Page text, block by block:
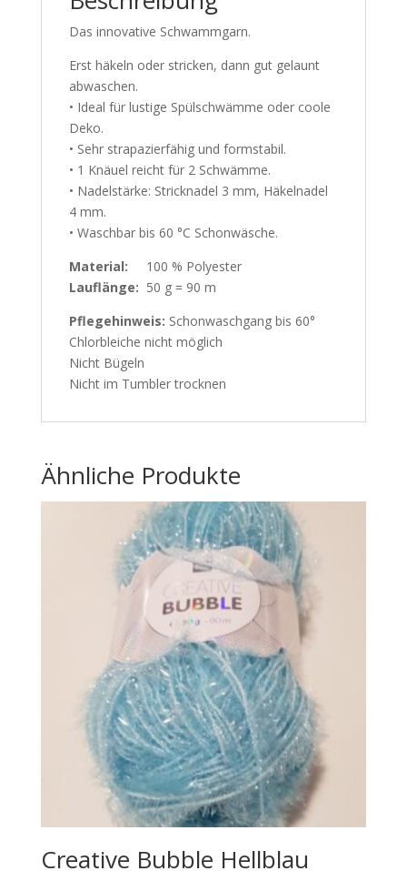
Das innovative Schwammgarn.
Erst häkeln oder stricken, dann gut gelaunt
abwaschen.
• Ideal für lustige Spülschwämme oder coole
Deko.
• Sehr strapazierfähig und formstabil.
• 1 Knäuel reicht für 2 Schwämme.
• Nadelstärke: Stricknadel 3 mm, Häkelnadel
4 mm.
• Waschbar bis 60 °C Schonwäsche.
Material: 100 % Polyester
Lauflänge: 50 g = 90 m
Pflegehinweis: Schonwaschgang bis 60°
Chlorbleiche nicht möglich
Nicht Bügeln
Nicht im Tumbler trocknen
Ähnliche Produkte
Creative Bubble Hellblau